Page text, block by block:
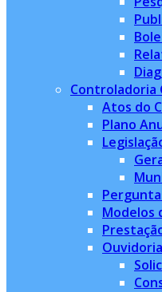
Controladoria
Atos do
Plano
Modelos